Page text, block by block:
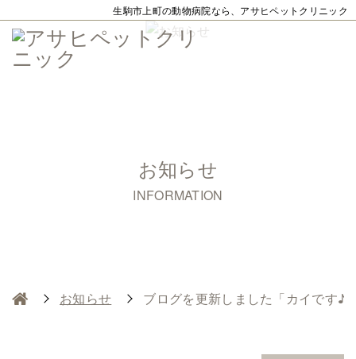
生駒市上町の動物病院なら、アサヒペットクリニック
お知らせ
INFORMATION
お知らせ ブログを更新しました「カイで